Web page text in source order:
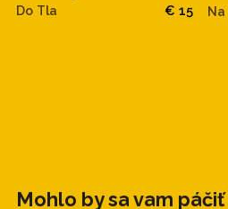
Do Tla € 15
Mohlo by sa vam páčiť